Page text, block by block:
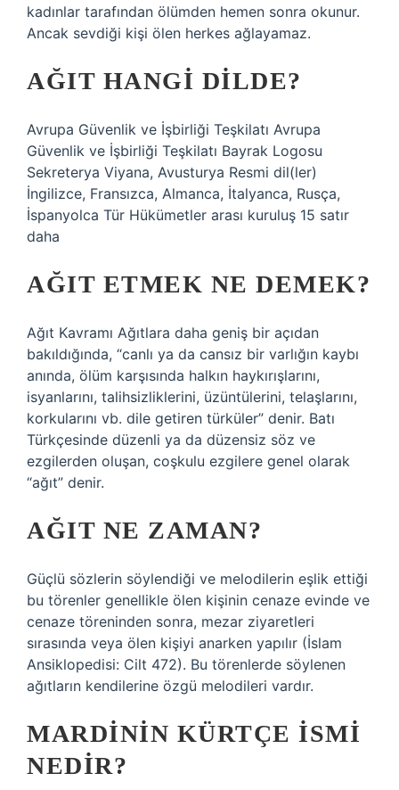
kadınlar tarafından ölümden hemen sonra okunur.
Ancak sevdiği kişi ölen herkes ağlayamaz.
AĞIT HANGI DILDE?
Avrupa Güvenlik ve İşbirliği Teşkilatı Avrupa
Güvenlik ve İşbirliği Teşkilatı Bayrak Logosu
Sekreterya Viyana, Avusturya Resmi dil(ler)
İngilizce, Fransızca, Almanca, İtalyanca, Rusça,
İspanyolca Tür Hükümetler arası kuruluş 15 satır
daha
AĞIT ETMEK NE DEMEK?
Ağıt Kavramı Ağıtlara daha geniş bir açıdan
bakıldığında, “canlı ya da cansız bir varlığın kaybı
anında, ölüm karşısında halkın haykırışlarını,
isyanlarını, talihsizliklerini, üzüntülerini, telaşlarını,
korkularını vb. dile getiren türküler” denir. Batı
Türkçesinde düzenli ya da düzensiz söz ve
ezgilerden oluşan, coşkulu ezgilere genel olarak
“ağıt” denir.
AĞIT NE ZAMAN?
Güçlü sözlerin söylendiği ve melodilerin eşlik ettiği
bu törenler genellikle ölen kişinin cenaze evinde ve
cenaze töreninden sonra, mezar ziyaretleri
sırasında veya ölen kişiyi anarken yapılır (İslam
Ansiklopedisi: Cilt 472). Bu törenlerde söylenen
ağıtların kendilerine özgü melodileri vardır.
MARDININ KÜRTÇE ISMI
NEDIR?